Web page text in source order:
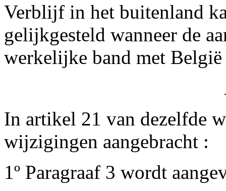
Verblijf in het buitenland
gelijkgesteld wanneer de
werkelijke band met
In artikel 21 van dezelfde
wijzigingen aangebracht :
1º Paragraaf 3 wordt